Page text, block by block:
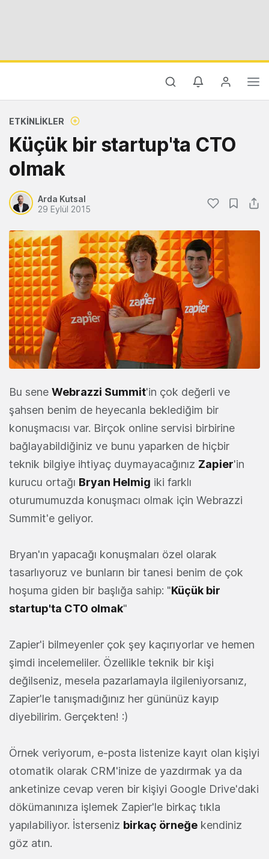
ETKINLIKLER
Küçük bir startup'ta CTO
olmak
Arda Kutsal
29 Eylül 2015
Bu sene Webrazzi Summit'in çok değerli ve
şahsen benim de heyecanla beklediğim bir
konuşmacısı var. Birçok online servisi birbirine
bağlayabildiğiniz ve bunu yaparken de hiçbir
teknik bilgiye ihtiyaç duymayacağınız Zapier'in
kurucu ortağı Bryan Helmig iki farklı
oturumumuzda konuşmacı olmak için Webrazzi
Summit'e geliyor.
Bryan'ın yapacağı konuşmaları özel olarak
tasarlıyoruz ve bunların bir tanesi benim de çok
hoşuma giden bir başlığa sahip: "Küçük bir
startup'ta CTO olmak"
Zapier'i bilmeyenler çok şey kaçırıyorlar ve hemen
şimdi incelemeliler. Özellikle teknik bir kişi
değilseniz, mesela pazarlamayla ilgileniyorsanız,
Zapier'le tanışmadığınız her gününüz kayıp
diyebilirim. Gerçekten! :)
Örnek veriyorum, e-posta listenize kayıt olan kişiyi
otomatik olarak CRM'inize de yazdırmak ya da
anketinize cevap veren bir kişiyi Google Drive'daki
dökümanınıza işlemek Zapier'le birkaç tıkla
yapılabiliyor. İsterseniz birkaç örneğe kendiniz
göz atın.